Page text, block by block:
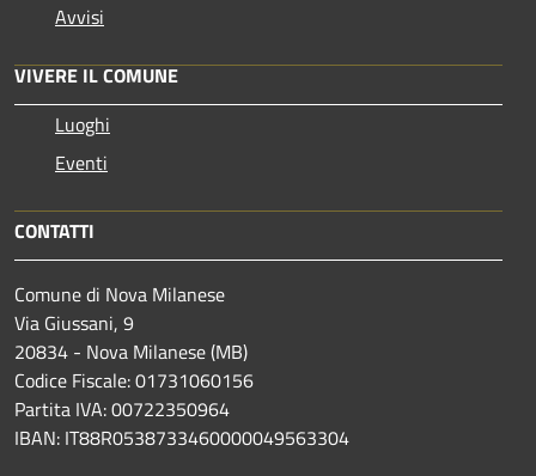
Avvisi
VIVERE IL COMUNE
Luoghi
Eventi
CONTATTI
Comune di Nova Milanese
Via Giussani, 9
20834 - Nova Milanese (MB)
Codice Fiscale: 01731060156
Partita IVA: 00722350964
IBAN: IT88R0538733460000049563304